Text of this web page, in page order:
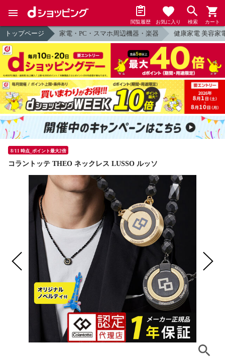
閲覧履歴 お気に入り 検索 カート
トップページ 家電・PC・スマホ周辺機器・楽器 健康家電 美容家
8/11 時点_ポイント最大2倍
コラントッテ THEO ネックレス LUSSO ルッソ